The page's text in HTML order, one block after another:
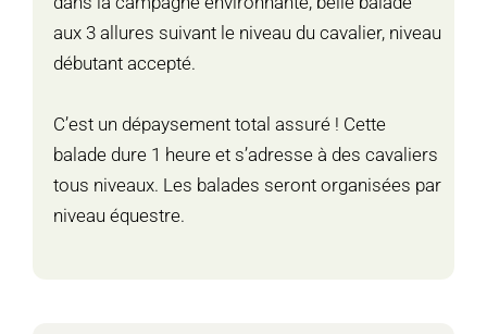
aux 3 allures suivant le niveau du cavalier, niveau
débutant accepté.
C’est un dépaysement total assuré ! Cette
balade dure 1 heure et s’adresse à des cavaliers
tous niveaux. Les balades seront organisées par
niveau équestre.